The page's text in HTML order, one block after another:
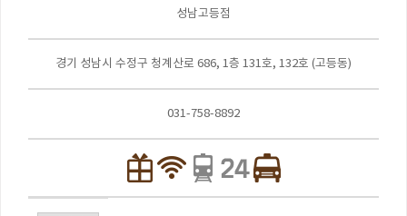
성남고등점
경기 성남시 수정구 청계산로 686, 1층 131호, 132호 (고등동)
031-758-8892